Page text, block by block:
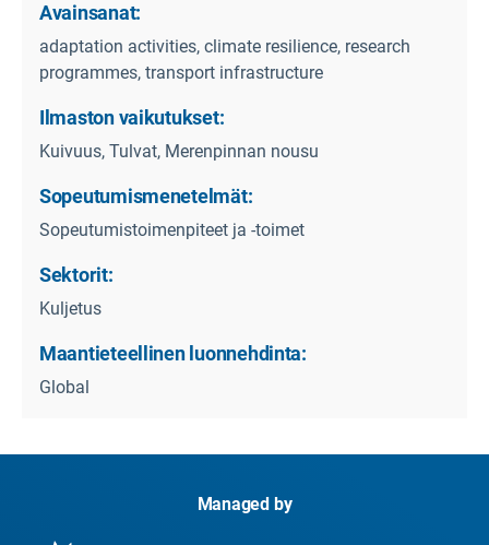
Avainsanat:
adaptation activities, climate resilience, research
programmes, transport infrastructure
Ilmaston vaikutukset:
Kuivuus, Tulvat, Merenpinnan nousu
Sopeutumismenetelmät:
Sopeutumistoimenpiteet ja -toimet
Sektorit:
Kuljetus
Maantieteellinen luonnehdinta:
Global
Managed by